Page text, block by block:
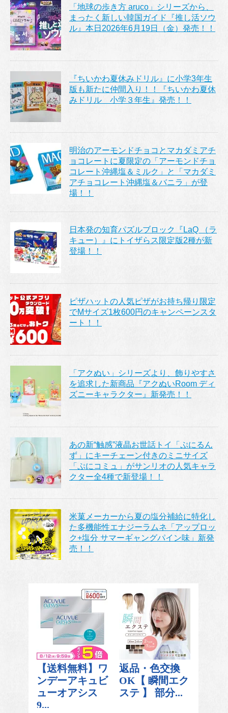
「地球の歩き方 aruco」シリーズから、
まったく新しい韓国ガイド『推し活ソウ
ル』本日2026年6月19日（金）発売！！
『ちいかわ夏休みドリル』に小学3年生
版も新たに仲間入り！！『ちいかわ夏休
みドリル 小学３年生』発売！！
明治のアーモンドチョコとマカダミアチ
ョコレートに夏限定の「アーモンドチョ
コレート沖縄塩＆ミルク」と「マカダミ
アチョコレート沖縄塩＆バニラ」が登
場！！
日本発の知育パズルブロック『LaQ （ラ
キュー）』にトイザらス限定版2種が新
登場！！
ピザハットの人気ピザがお持ち帰り限定
でMサイズ1枚600円のキャンペーンスタ
ート！！
「アクぬい」シリーズより、飾りやすさ
を追求した新商品『アクぬいRoom ディ
ズニーキャラクター』新発売！！
あの新“触感”液晶お世話トイ「ぷにるん
ず」にキーチェーン付きのミニサイズ
「ぷにコミュ」がサンリオの人気キャラ
クター全4種で新登場！！
米菓メーカーから夏の塩分補給に特化し
た多機能性エナジーラムネ「アップロッ
ク+塩分 サマーギャングパイン味」新発
売！！